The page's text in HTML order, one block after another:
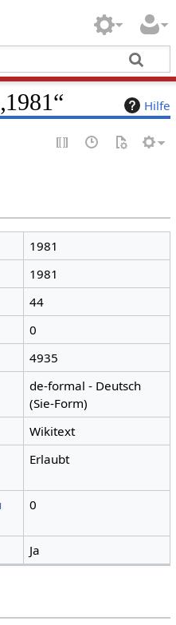
Hilfe
1981
1981
44
0
4935
de-formal - Deutsch
(Sie-Form)
Wikitext
Erlaubt
0
Ja